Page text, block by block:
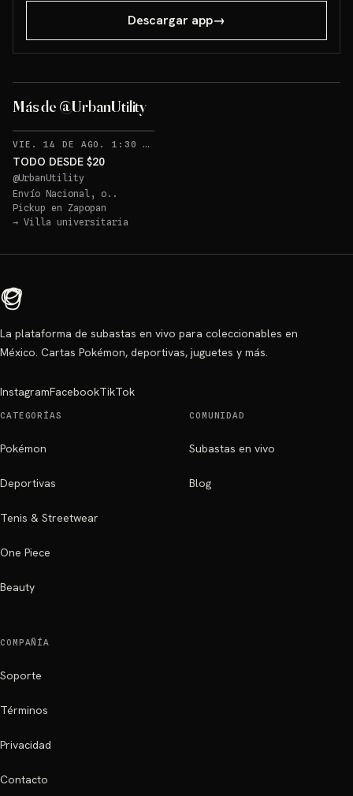
Descargar app→
Más de @UrbanUtility
VIE. 14 DE AGO. 1:30 AM
TODO DESDE $20
@UrbanUtility
Envío Nacional, o..
Pickup en Zapopan
→ Villa universitaria
La plataforma de subastas en vivo para coleccionables en
México. Cartas Pokémon, deportivas, juguetes y más.
InstagramFacebookTikTok
CATEGORÍAS
Pokémon
Deportivas
Tenis & Streetwear
One Piece
Beauty
COMUNIDAD
Subastas en vivo
Blog
COMPAÑÍA
Soporte
Términos
Privacidad
Contacto